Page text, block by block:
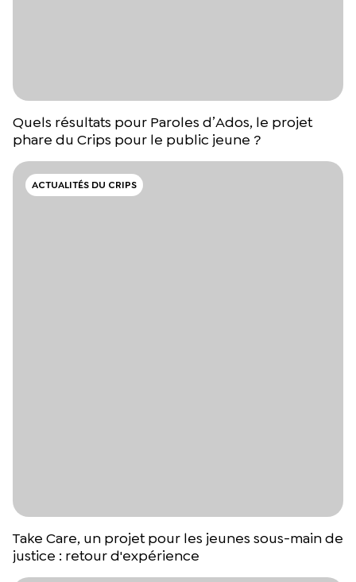
Quels résultats pour Paroles d’Ados, le projet
phare du Crips pour le public jeune ?
ACTUALITÉS DU CRIPS
Take Care, un projet pour les jeunes sous-main de
justice : retour d'expérience